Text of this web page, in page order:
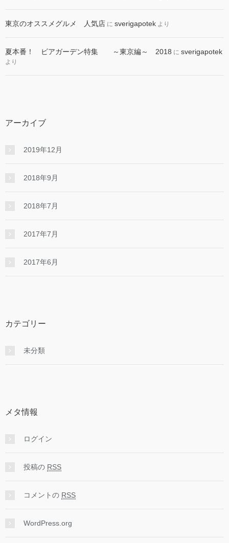
東京のオススメグルメ 人気店 に sverigapotek より
夏本番！ ビアガーデン特集 ～東京編～ 2018 に sverigapotek
より
アーカイブ
2019年12月
2018年9月
2018年7月
2017年7月
2017年6月
カテゴリー
未分類
メタ情報
ログイン
投稿の RSS
コメントの RSS
WordPress.org